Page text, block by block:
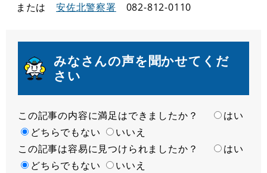
または 安佐北警察署 082-812-0110
みなさんの声を聞かせてくだ
さい
満
足
度
この記事の内容に満足はできましたか？
はい
どちらでもない
いいえ
容
易
この記事は容易に見つけられましたか？
はい
どちらでもない
いいえ